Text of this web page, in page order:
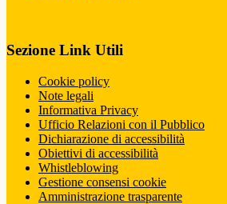
Sezione Link Utili
Cookie policy
Note legali
Informativa Privacy
Ufficio Relazioni con il Pubblico
Dichiarazione di accessibilità
Obiettivi di accessibilità
Whistleblowing
Gestione consensi cookie
Amministrazione trasparente